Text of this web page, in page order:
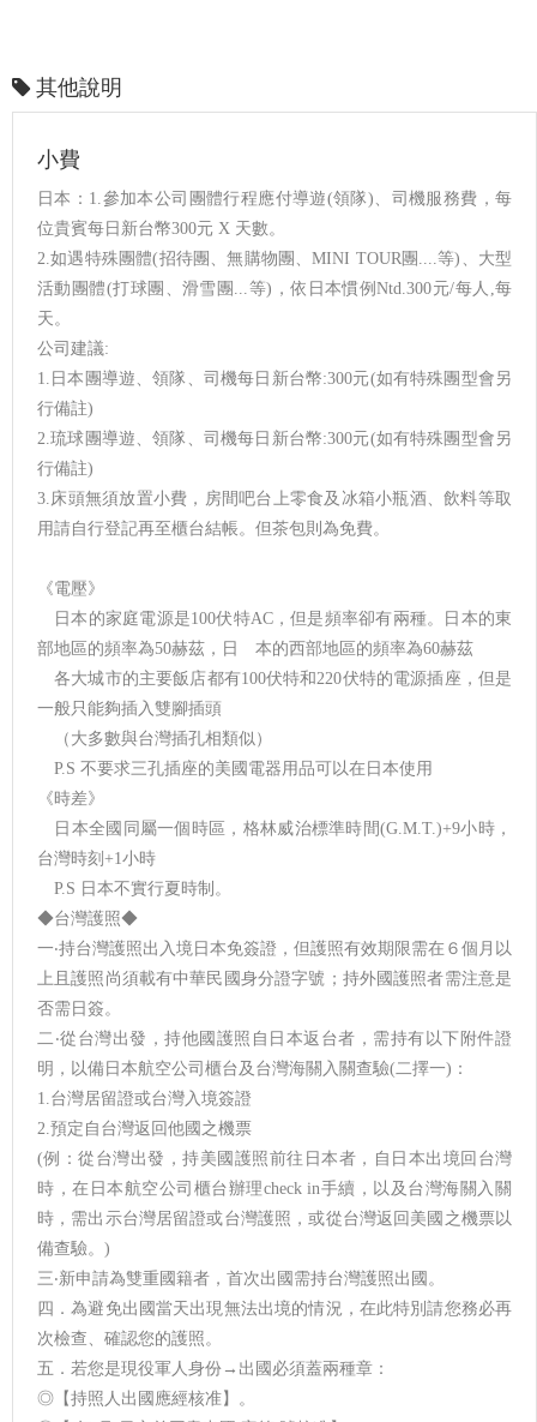
其他說明
小費
日本：1.參加本公司團體行程應付導遊(領隊)、司機服務費，每
位貴賓每日新台幣300元 X 天數。
2.如遇特殊團體(招待團、無購物團、MINI TOUR團....等)、大型
活動團體(打球團、滑雪團...等)，依日本慣例Ntd.300元/每人,每
天。
公司建議:
1.日本團導遊、領隊、司機每日新台幣:300元(如有特殊團型會另
行備註)
2.琉球團導遊、領隊、司機每日新台幣:300元(如有特殊團型會另
行備註)
3.床頭無須放置小費，房間吧台上零食及冰箱小瓶酒、飲料等取
用請自行登記再至櫃台結帳。但茶包則為免費。
《電壓》
日本的家庭電源是100伏特AC，但是頻率卻有兩種。日本的東
部地區的頻率為50赫茲，日 本的西部地區的頻率為60赫茲
各大城市的主要飯店都有100伏特和220伏特的電源插座，但是
一般只能夠插入雙腳插頭
（大多數與台灣插孔相類似）
P.S 不要求三孔插座的美國電器用品可以在日本使用
《時差》
日本全國同屬一個時區，格林威治標準時間(G.M.T.)+9小時，
台灣時刻+1小時
P.S 日本不實行夏時制。
◆台灣護照◆
一‧持台灣護照出入境日本免簽證，但護照有效期限需在６個月以
上且護照尚須載有中華民國身分證字號；持外國護照者需注意是
否需日簽。
二‧從台灣出發，持他國護照自日本返台者，需持有以下附件證
明，以備日本航空公司櫃台及台灣海關入關查驗(二擇一)：
1.台灣居留證或台灣入境簽證
2.預定自台灣返回他國之機票
(例：從台灣出發，持美國護照前往日本者，自日本出境回台灣
時，在日本航空公司櫃台辦理check in手續，以及台灣海關入關
時，需出示台灣居留證或台灣護照，或從台灣返回美國之機票以
備查驗。)
三‧新申請為雙重國籍者，首次出國需持台灣護照出國。
四．為避免出國當天出現無法出境的情況，在此特別請您務必再
次檢查、確認您的護照。
五．若您是現役軍人身份→出國必須蓋兩種章：
◎【持照人出國應經核准】。